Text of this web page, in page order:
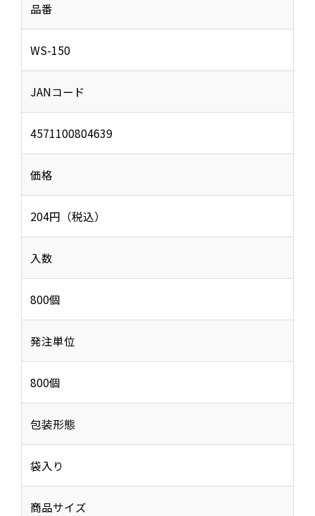
品番
WS-150
JANコード
4571100804639
価格
204円（税込）
入数
800個
発注単位
800個
包装形態
袋入り
商品サイズ